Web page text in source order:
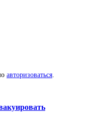
авторизоваться